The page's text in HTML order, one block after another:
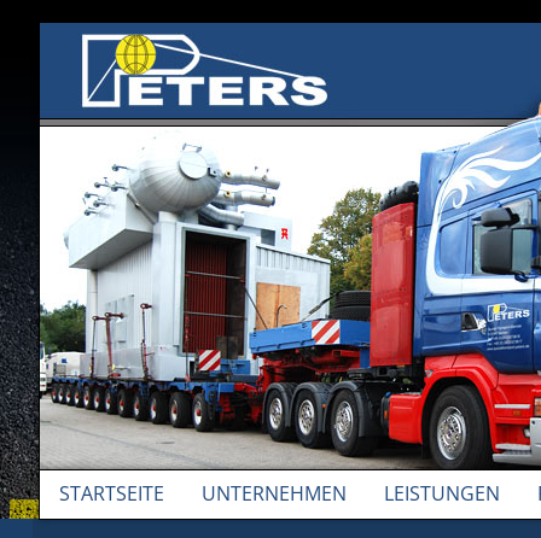
Skip to content
STARTSEITE UNTERNEHMEN LEISTUNGEN